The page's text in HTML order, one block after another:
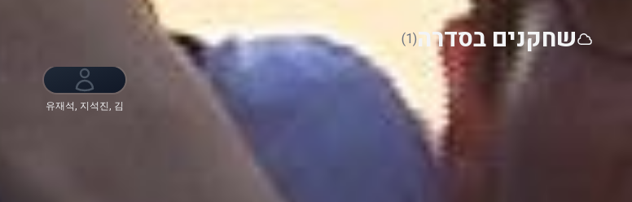
שחקנים בסדרה(1)
유재석, 지석진, 김